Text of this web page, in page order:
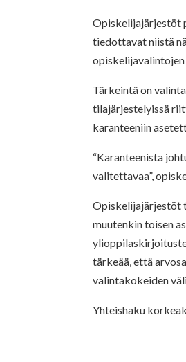
Opiskelijajärjestöt
tiedottavat niistä
opiskelijavalintojen
Tärkeintä on
tilajärjestelyissä
karanteeniin
“Karanteenista
valitettavaa”,
Opiskelijajärjestöt
muutenkin toisen
tärkeää, että
valintakokeiden
Yhteishaku